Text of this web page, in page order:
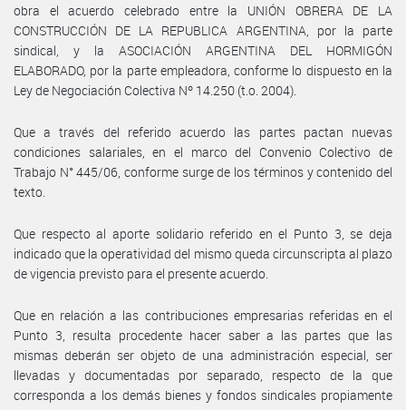
obra el acuerdo celebrado entre la UNIÓN OBRERA DE LA
CONSTRUCCIÓN DE LA REPUBLICA ARGENTINA, por la parte
sindical, y la ASOCIACIÓN ARGENTINA DEL HORMIGÓN
ELABORADO, por la parte empleadora, conforme lo dispuesto en la
Ley de Negociación Colectiva Nº 14.250 (t.o. 2004).
Que a través del referido acuerdo las partes pactan nuevas
condiciones salariales, en el marco del Convenio Colectivo de
Trabajo N° 445/06, conforme surge de los términos y contenido del
texto.
Que respecto al aporte solidario referido en el Punto 3, se deja
indicado que la operatividad del mismo queda circunscripta al plazo
de vigencia previsto para el presente acuerdo.
Que en relación a las contribuciones empresarias referidas en el
Punto 3, resulta procedente hacer saber a las partes que las
mismas deberán ser objeto de una administración especial, ser
llevadas y documentadas por separado, respecto de la que
corresponda a los demás bienes y fondos sindicales propiamente